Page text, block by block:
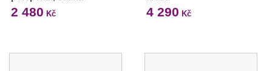
2 480 Kč 4 290 Kč